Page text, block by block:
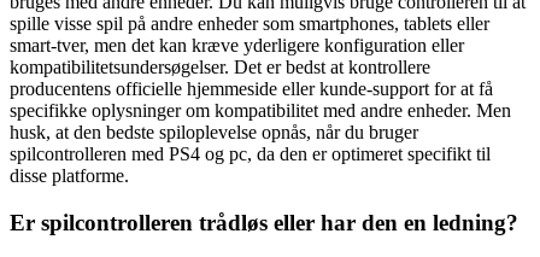
spille visse spil på andre enheder som smartphones, tablets eller
smart-tver, men det kan kræve yderligere konfiguration eller
kompatibilitetsundersøgelser. Det er bedst at kontrollere
producentens officielle hjemmeside eller kunde-support for at få
specifikke oplysninger om kompatibilitet med andre enheder. Men
husk, at den bedste spiloplevelse opnås, når du bruger
spilcontrolleren med PS4 og pc, da den er optimeret specifikt til
disse platforme.
Er spilcontrolleren trådløs eller har den en ledning?